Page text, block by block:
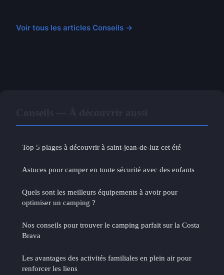
Voir tous les articles Conseils →
Top 5 plages à découvrir à saint-jean-de-luz cet été
Astuces pour camper en toute sécurité avec des enfants
Quels sont les meilleurs équipements à avoir pour
optimiser un camping ?
Nos conseils pour trouver le camping parfait sur la Costa
Brava
Les avantages des activités familiales en plein air pour
renforcer les liens